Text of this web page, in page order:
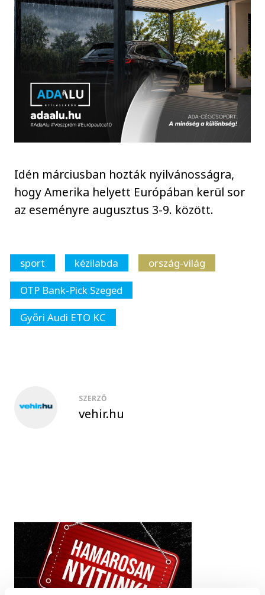
Idén márciusban hozták nyilvánosságra,
hogy Amerika helyett Európában kerül sor
az eseményre augusztus 3-9. között.
sport kézilabda
ország-világ
OTP Bank-Pick Szeged
Győri Audi ETO KC
SZERZŐ
vehir.hu